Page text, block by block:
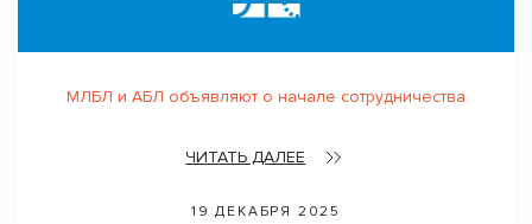
МЛБЛ и АБЛ объявляют о начале сотрудничества
ЧИТАТЬ ДАЛЕЕ
19 ДЕКАБРЯ 2025